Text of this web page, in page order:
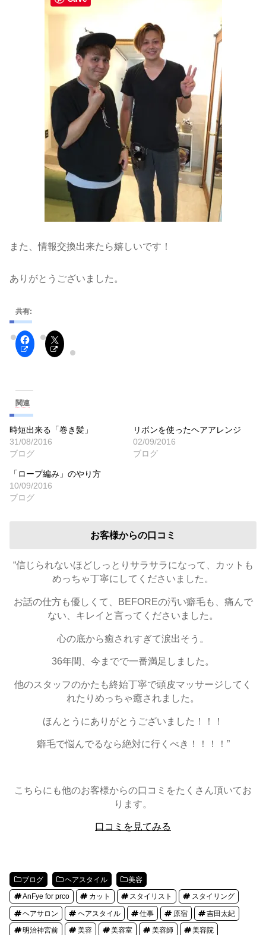
また、情報交換出来たら嬉しいです！
ありがとうございました。
共有:
関連
時短出来る「巻き髪」
31/08/2016
ブログ
リボンを使ったヘアアレンジ
02/09/2016
ブログ
「ロープ編み」のやり方
10/09/2016
ブログ
お客様からの口コミ
“信じられないほどしっとりサラサラになって、カットも
めっちゃ丁寧にしてくださいました。
お話の仕方も優しくて、BEFOREの汚い癖毛も、痛んで
ない、キレイと言ってくださいました。
心の底から癒されすぎて涙出そう。
36年間、今までで一番満足しました。
他のスタッフのかたも終始丁寧で頭皮マッサージしてく
れたりめっちゃ癒されました。
ほんとうにありがとうございました！！！
癖毛で悩んでるなら絶対に行くべき！！！！”
こちらにも他のお客様からの口コミをたくさん頂いてお
ります。
口コミを見てみる
ブログ ヘアスタイル 美容
AnFye for prco カット スタイリスト スタイリング
ヘアサロン ヘアスタイル 仕事 原宿 吉田太紀
明治神宮前 美容 美容室 美容師 美容院